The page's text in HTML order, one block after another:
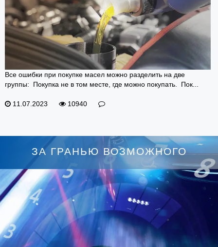
Все ошибки при покупке масел можно разделить на две
группы: Покупка не в том месте, где можно покупать. Пок...
11.07.2023 10940
ЗА ГРАНЬЮ ВОЗМОЖНОГО